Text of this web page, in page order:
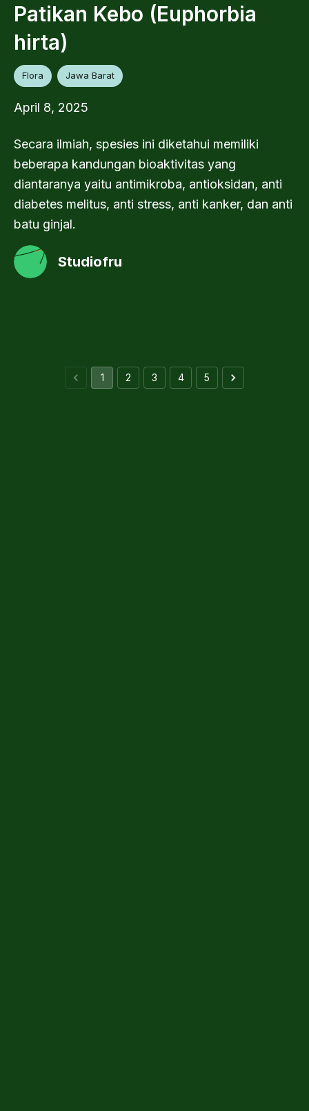
Patikan Kebo (Euphorbia
hirta)
Flora Jawa Barat
April 8, 2025
Secara ilmiah, spesies ini diketahui memiliki
beberapa kandungan bioaktivitas yang
diantaranya yaitu antimikroba, antioksidan, anti
diabetes melitus, anti stress, anti kanker, dan anti
batu ginjal.
Studiofru
1 2 3 4 5